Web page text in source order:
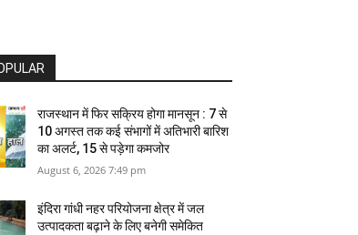
राजस्थान में फिर सक्रिय होगा मानसून : 7 से
10 अगस्त तक कई संभागों में अतिभारी बारिश
का अलर्ट, 15 से पड़ेगा कमजोर
August 6, 2026 7:49 pm
इंदिरा गांधी नहर परियोजना क्षेत्र में जल
उत्पादकता बढ़ाने के लिए बनेगी समेकित